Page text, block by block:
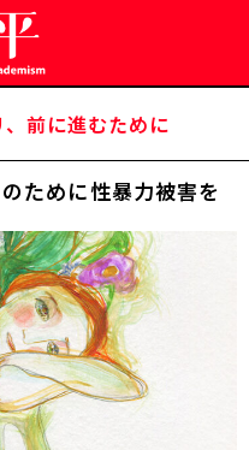
前に進むために
めに――性暴力被害を